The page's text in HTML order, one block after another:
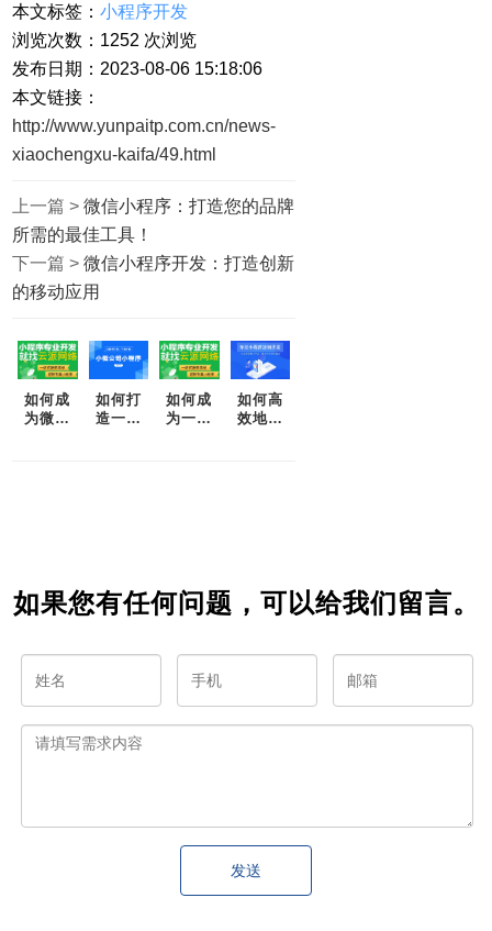
本文标签：小程序开发
浏览次数： 1252 次浏览
发布日期：2023-08-06 15:18:06
本文链接：
http://www.yunpaitp.com.cn/news-
xiaochengxu-kaifa/49.html
上一篇 > 微信小程序：打造您的品牌
所需的最佳工具！
下一篇 > 微信小程序开发：打造创新
的移动应用
如何成
为微信
如何打
造一款
如何成
为一名
如何高
效地开
如果您有任何问题，可以给我们留言。
发送